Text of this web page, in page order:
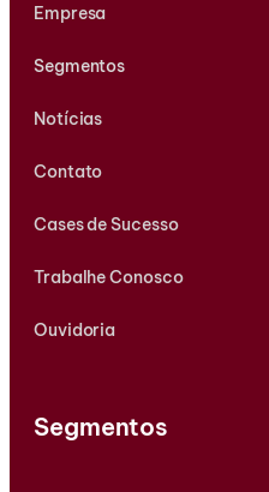
Empresa
Segmentos
Notícias
Contato
Cases de Sucesso
Trabalhe Conosco
Ouvidoria
Segmentos